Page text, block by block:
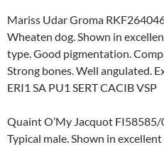
Mariss Udar Groma
Wheaten dog. Shown in
type. Good pigmentation.
Strong bones. Well angulated.
ERI1 SA PU1 SERT CACIB VSP
Quaint O’My Jacquot FI58585/
Typical male. Shown in